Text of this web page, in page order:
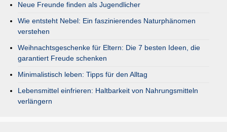
Neue Freunde finden als Jugendlicher
Wie entsteht Nebel: Ein faszinierendes Naturphänomen
verstehen
Weihnachtsgeschenke für Eltern: Die 7 besten Ideen, die
garantiert Freude schenken
Minimalistisch leben: Tipps für den Alltag
Lebensmittel einfrieren: Haltbarkeit von Nahrungsmitteln
verlängern